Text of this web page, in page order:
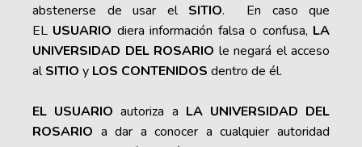
abstenerse de usar el SITIO. En caso que
EL USUARIO diera información falsa o confusa, LA
UNIVERSIDAD DEL ROSARIO le negará el acceso
alSITIO y LOS CONTENIDOS dentro de él.
EL USUARIO autoriza a LA UNIVERSIDAD DEL
ROSARIO a dar a conocer a cualquier autoridad